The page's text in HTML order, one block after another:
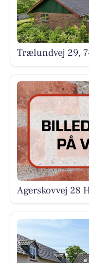
Trælundvej 29,
Agerskovvej 28